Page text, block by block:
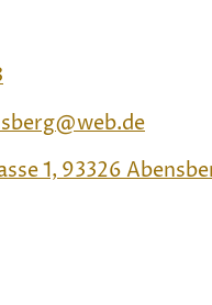
1, 93326